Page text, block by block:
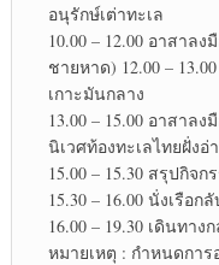
อนุรักษ์เต่าทะเล
10.00 – 12.00 อาสาล
ชายหาด) 12.00 –
เกาะมันกลาง
13.00 – 15.00 อาสา
นิเวศท้องทะเลไทยฝั่งอ่
15.00 – 15.30 สรุปกิจ
15.30 – 16.00 นั่งเรือ
16.00 – 19.30 เดินทา
หมายเหตุ : กำหนดกา